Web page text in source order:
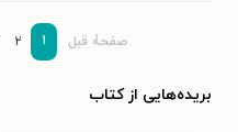
صفحۀ قبل ۱ ۲
بریده‌هایی از کتاب